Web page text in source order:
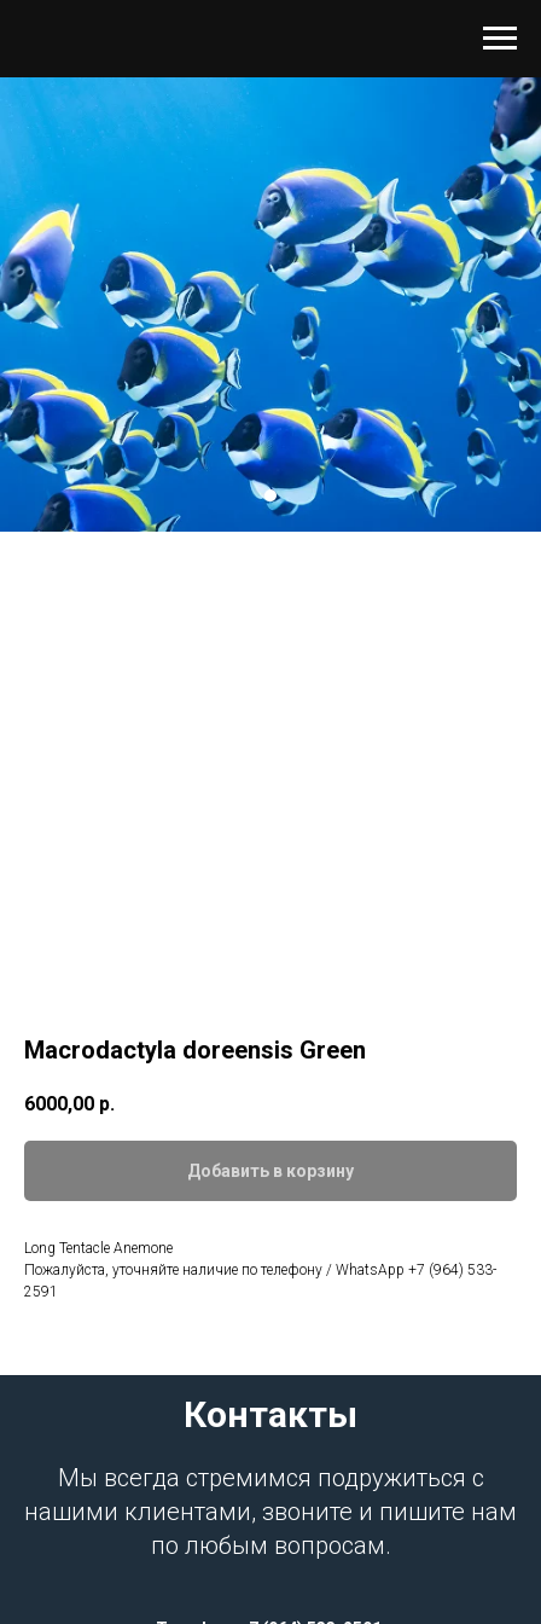
Macrodactyla doreensis Green
6000,00 р.
Добавить в корзину
Long Tentacle Anemone
Пожалуйста, уточняйте наличие по телефону / WhatsApp +7 (964) 533-
2591
Контакты
Мы всегда стремимся подружиться с
нашими клиентами, звоните и пишите нам
по любым вопросам.